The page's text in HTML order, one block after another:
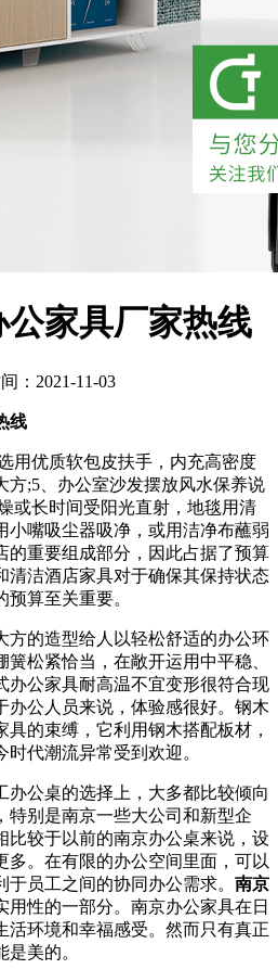
家具厂家热线
：2021-11-03
线
用优质软包皮扶手，内充高密度
方;5、办公室沙发摆放风水保养说
或长时间受阳光直射，地毯用清
小嘴吸尘器吸净，或用洁净布蘸弱
的重要组成部分，因此占据了预算
清洁酒店家具对于确保其保持状态
算至关重要。
方的造型给人以轻松舒适的办公环
松紧恰当，在敞开运用中平稳、
办公家具耐高温不宜变形很符合现
办公人员来说，体验感很好。钢木
的束缚，它利用钢木搭配板材，
代潮流异常受到欢迎。
办公桌的选择上，大多都比较倾向
特别是南京一些大公司和新型企
比较于以前的南京办公桌来说，设
多。在有限的办公空间里面，可以
员工之间的协同办公需求。 南京
用性的一部分。南京办公家具在日
活环境和幸福感受。然而只有真正
美的。